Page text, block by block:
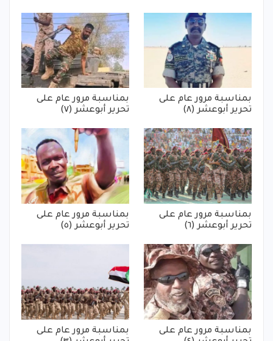
بمناسبة مرور عام على
تحرير أبوعشر (٨)
بمناسبة مرور عام على
تحرير أبوعشر (٧)
بمناسبة مرور عام على
تحرير أبوعشر (٦)
بمناسبة مرور عام على
تحرير أبوعشر (٥)
بمناسبة مرور عام على
بمناسبة مرور عام على